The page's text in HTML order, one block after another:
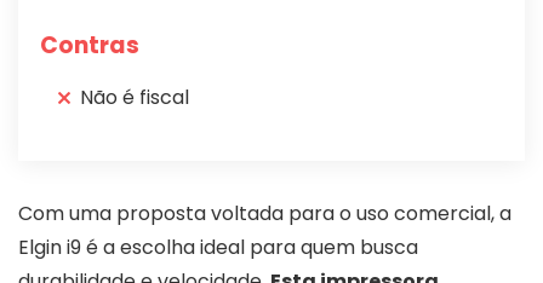
Contras
Não é fiscal
Com uma proposta voltada para o uso comercial, a
Elgin i9 é a escolha ideal para quem busca